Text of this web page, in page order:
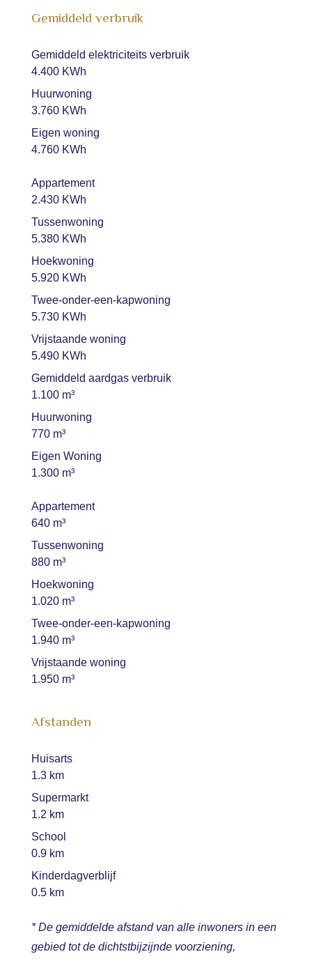
Gemiddeld verbruik
Gemiddeld elektriciteits verbruik
4.400 KWh
Huurwoning
3.760 KWh
Eigen woning
4.760 KWh
Appartement
2.430 KWh
Tussenwoning
5.380 KWh
Hoekwoning
5.920 KWh
Twee-onder-een-kapwoning
5.730 KWh
Vrijstaande woning
5.490 KWh
Gemiddeld aardgas verbruik
1.100 m³
Huurwoning
770 m³
Eigen Woning
1.300 m³
Appartement
640 m³
Tussenwoning
880 m³
Hoekwoning
1.020 m³
Twee-onder-een-kapwoning
1.940 m³
Vrijstaande woning
1.950 m³
Afstanden
Huisarts
1.3 km
Supermarkt
1.2 km
School
0.9 km
Kinderdagverblijf
0.5 km
* De gemiddelde afstand van alle inwoners in een
gebied tot de dichtstbijzijnde voorziening,